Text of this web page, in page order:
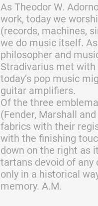
As Theodor W.
work, today we
(records, machines,
we do music itself.
philosopher and
Stradivarius met
today’s pop music
guitar amplifiers.
Of the three
(Fender, Marshall
fabrics with their
with the finishing
down on the right as
tartans devoid of any
only in a historical
memory. A.M.